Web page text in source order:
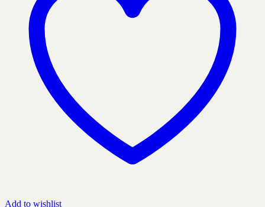
Add to wishlist